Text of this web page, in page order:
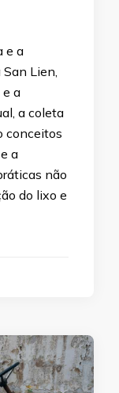
e a
Lien,
a
a coleta
conceitos
a
não
do lixo e